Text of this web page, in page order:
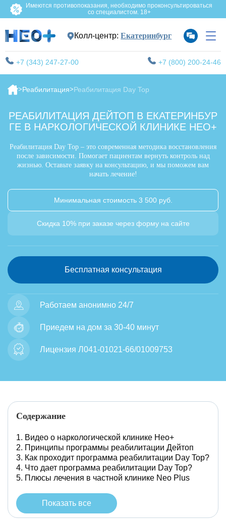
Имеются противопоказания, необходимо проконсультироваться
со специалистом. 18+
Колл-центр:Екатеринбург
+7 (343) 247-27-00 +7 (800) 200-24-46
Реабилитация Реабилитация Day Top
РЕАБИЛИТАЦИЯ ДЕЙТОП В ЕКАТЕРИНБУР
ГЕ В НАРКОЛОГИЧЕСКОЙ КЛИНИКЕ НЕО+
Реабилитация Day Top – это современная методика восстановления
после зависимости. Помогает пациентам вернуть контроль над
жизнью. Оставьте заявку на консультацию, и мы поможем вам
начать лечение!
Минимальная стоимость 3 500 руб.
Скидка 10% при заказе через форму на сайте
Бесплатная консультация
Работаем анонимно 24/7
Приедем на дом за 30-40 минут
Лицензия Л041-01021-66/01009753
Содержание
Видео о наркологической клинике Нео+
Принципы программы реабилитации Дейтоп
Как проходит программа реабилитации Day Top?
Что дает программа реабилитации Day Top?
Плюсы лечения в частной клинике Neo Plus
Показать все